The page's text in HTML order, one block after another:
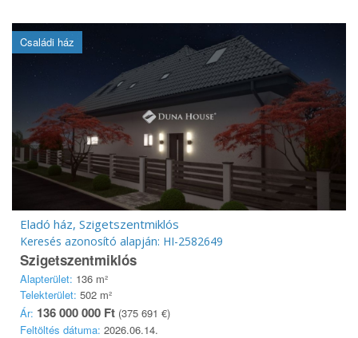
Családi ház
Eladó ház, Szigetszentmiklós
Keresés azonosító alapján: HI-2582649
Szigetszentmiklós
Alapterület: 136 m²
Telekterület: 502 m²
Ár: 136 000 000 Ft (375 691 €)
Feltöltés dátuma: 2026.06.14.